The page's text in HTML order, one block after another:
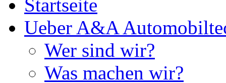
Startseite
Ueber A&A
Wer sind wir?
Was machen wir?